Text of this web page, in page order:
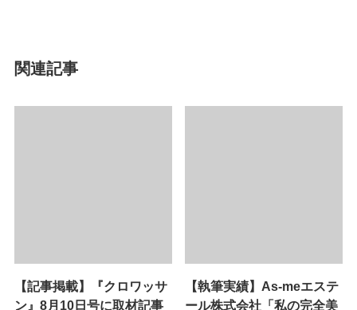
関連記事
【記事掲載】『クロワッサ
ン』8月10日号に取材記事
【執筆実績】As-meエステ
ール株式会社「私の完全美